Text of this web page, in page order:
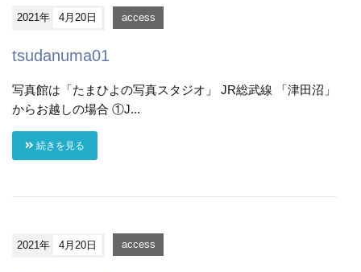
2021年 4月20日 access
tsudanuma01
写真館は「たまひよの写真スタジオ」 JR総武線 「津田沼」
からお越しの場合 ①J...
続きを見る
2021年 4月20日 access